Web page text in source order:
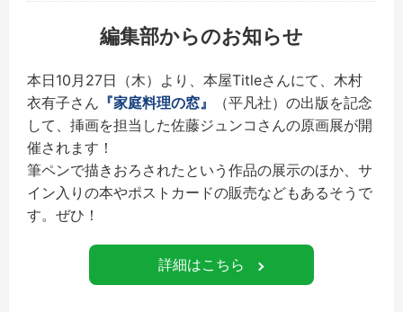
編集部からのお知らせ
本日10 月 27日（木）より、本屋Titleさんにて、 木村
衣有子さん 『家庭料理の窓』
（平凡社）の出版を記念
して、 挿画を担当した佐藤ジュンコさんの原画展が開
催されます！
筆ペンで描きおろされたという作品の展示のほか、 サ
イン入りの本やポストカードの販売などもあるそうで
す。ぜひ！
詳細はこちら